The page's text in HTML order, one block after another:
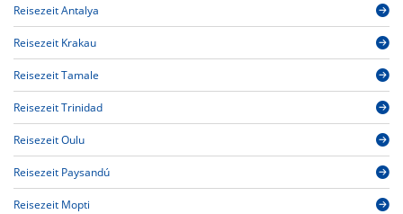
Reisezeit Antalya
Reisezeit Krakau
Reisezeit Tamale
Reisezeit Trinidad
Reisezeit Oulu
Reisezeit Paysandú
Reisezeit Mopti